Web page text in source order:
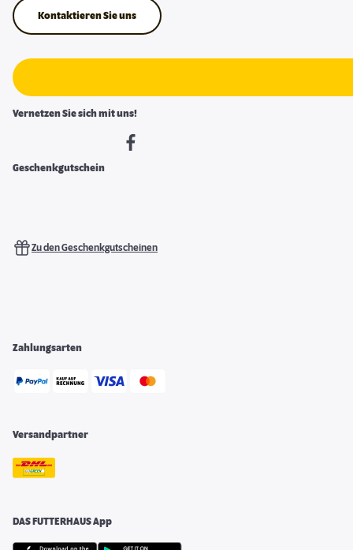
Kontaktieren Sie uns
Vernetzen Sie sich mit uns!
Geschenkgutschein
Zu den Geschenkgutscheinen
Zahlungsarten
Versandpartner
DAS FUTTERHAUS App